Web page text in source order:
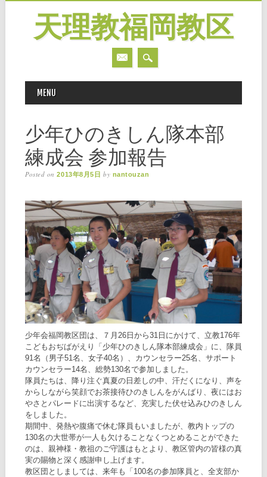
天理教福岡教区
MAIN MENU
MENU
少年ひのきしん隊本部
練成会 参加報告
Posted on2013年8月5日 by nantouzan
少年会福岡教区団は、７月26日から31日にかけて、立教176年
こどもおぢばがえり「少年ひのきしん隊本部練成会」に、隊員
91名（男子51名、女子40名）、カウンセラー25名、サポート
カウンセラー14名、総勢130名で参加しました。
隊員たちは、降り注ぐ真夏の日差しの中、汗だくになり、声を
からしながら笑顔でお茶接待ひのきしんをがんばり、夜にはお
やさとパレードに出演するなど、充実した伏せ込みひのきしん
をしました。
期間中、発熱や腹痛で休む隊員もいましたが、教内トップの
130名の大世帯が一人も欠けることなくつとめることができた
のは、親神様・教祖のご守護はもとより、教区管内の皆様の真
実の賜物と深く感謝申し上げます。
教区団としましては、来年も「100名の参加隊員と、全支部か